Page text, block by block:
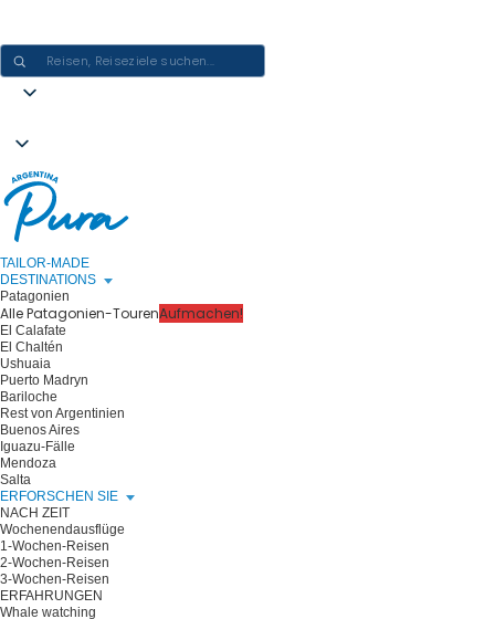
TAILOR-MADE
DESTINATIONS
Patagonien
Alle Patagonien-TourenAufmachen!
El Calafate
El Chaltén
Ushuaia
Puerto Madryn
Bariloche
Rest von Argentinien
Buenos Aires
Iguazu-Fälle
Mendoza
Salta
ERFORSCHEN SIE
NACH ZEIT
Wochenendausflüge
1-Wochen-Reisen
2-Wochen-Reisen
3-Wochen-Reisen
ERFAHRUNGEN
Whale watching